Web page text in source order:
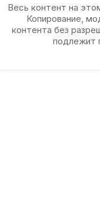
Весь контент на
Копирование,
контента без
подлежит